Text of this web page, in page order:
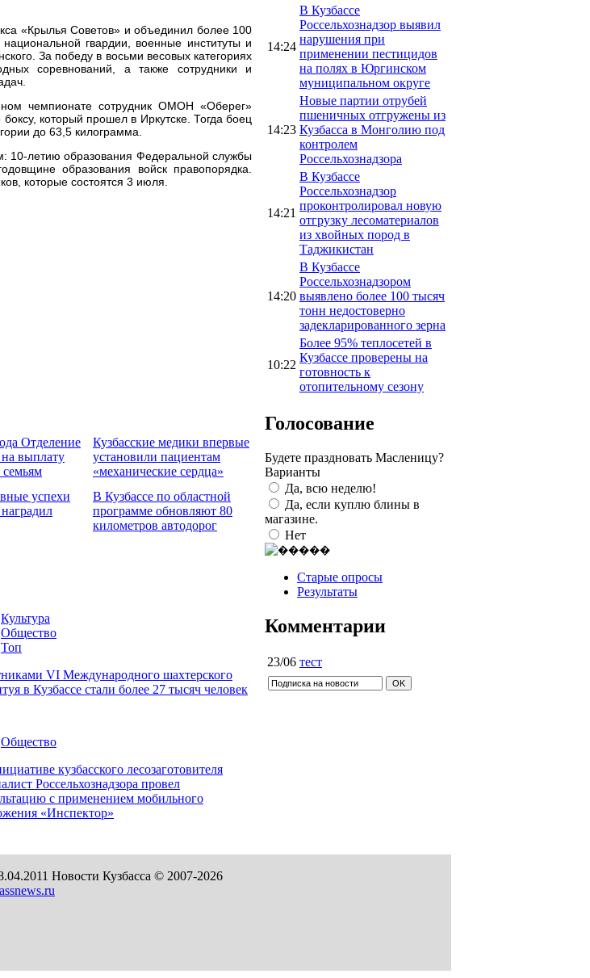
«Крылья Советов» и объединил более 100
гвардии, военные институты и
За победу в восьми весовых категориях
соревнований, а также сотрудники и
чемпионате сотрудник ОМОН «Оберег»
который прошел в Иркутске. Тогда боец
до 63,5 килограмма.
10-летию образования Федеральной службы
образования войск правопорядка.
которые состоятся 3 июля.
Отделение
выплату
семьям
Кузбасские медики впервые
установили пациентам
«механические сердца»
успехи
В Кузбассе по областной
программе обновляют 80
километров автодорог
Культура
Общество
Топ
VI Международного шахтерского
в Кузбассе стали более 27 тысяч человек
Общество
кузбасского лесозаготовителя
Россельхознадзора провел
с применением мобильного
«Инспектор»
14:24
В Кузбассе
Россельхознадзор выявил
нарушения при
применении пестицидов
на полях в Юргинском
муниципальном округе
14:23
Новые партии отрубей
пшеничных отгружены из
Кузбасса в Монголию под
контролем
Россельхознадзора
14:21
В Кузбассе
Россельхознадзор
проконтролировал новую
отгрузку лесоматериалов
из хвойных пород в
Таджикистан
14:20
В Кузбассе
Россельхознадзором
выявлено более 100 тысяч
тонн недостоверно
задекларированного зерна
10:22
Более 95% теплосетей в
Кузбассе проверены на
готовность к
отопительному сезону
Голосование
Будете праздновать Масленицу?
Варианты
Да, всю неделю!
Да, если куплю блины в
магазине.
Нет
Старые опросы
Результаты
Комментарии
23/06 тест
Новости Кузбасса © 2007-2026